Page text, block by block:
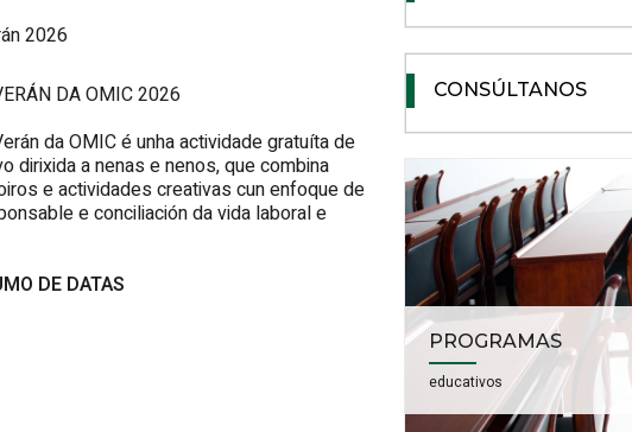
2026
DA OMIC 2026
da OMIC é unha actividade gratuíta de
dirixida a nenas e nenos, que combina
e actividades creativas cun enfoque de
e conciliación da vida laboral e
DE DATAS
CONSÚLTANOS
PROGRAMAS
educativos